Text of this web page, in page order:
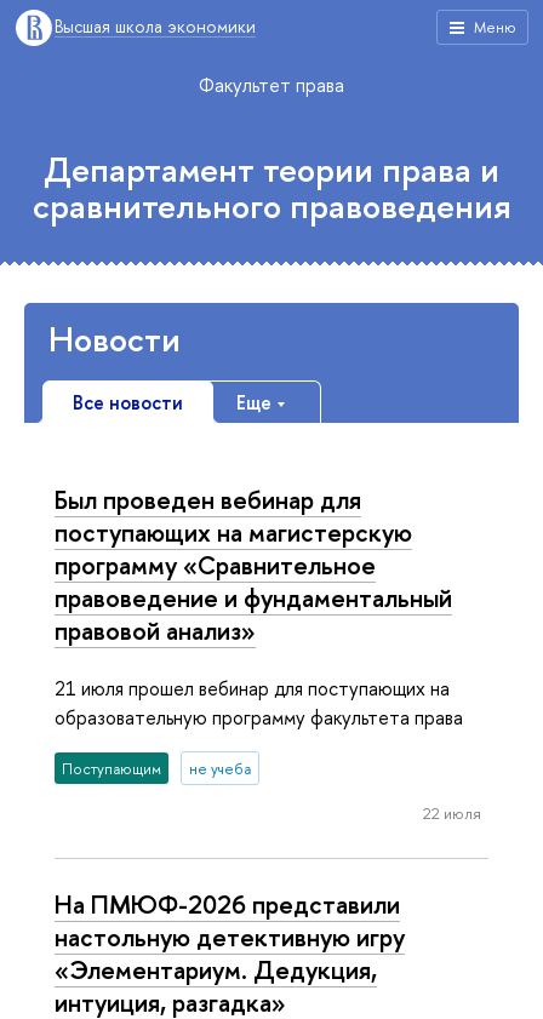
Меню
Высшая школа экономики
Факультет права
Департамент теории права и
сравнительного правоведения
Новости
Все новости Еще
Был проведен вебинар для
поступающих на магистерскую
программу «Сравнительное
правоведение и фундаментальный
правовой анализ»
21 июля прошел вебинар для поступающих на
образовательную программу факультета права
Поступающим не учеба
22 июля
На ПМЮФ-2026 представили
настольную детективную игру
«Элементариум. Дедукция,
интуиция, разгадка»